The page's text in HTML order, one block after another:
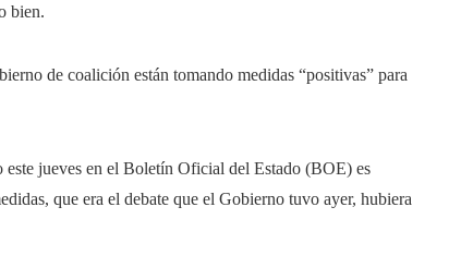
bien.
de coalición están tomando medidas “positivas” para
jueves en el Boletín Oficial del Estado (BOE) es
que era el debate que el Gobierno tuvo ayer, hubiera